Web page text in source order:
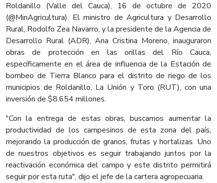
Roldanillo (Valle del Cauca), 16 de octubre de 2020
(@MinAgricultura). El ministro de Agricultura y Desarrollo
Rural, Rodolfo Zea Navarro, y la presidente de la Agencia de
Desarrollo Rural (ADR), Ana Cristina Moreno, inauguraron
obras de protección en las orillas del Río Cauca,
específicamente en el área de influencia de la Estación de
bombeo de Tierra Blanco para el distrito de riego de los
municipios de Roldanillo, La Unión y Toro (RUT), con una
inversión de $8.654 millones.
"Con la entrega de estas obras, buscamos aumentar la
productividad de los campesinos de esta zona del país,
mejorando la producción de granos, frutas y hortalizas. Uno
de nuestros objetivos es seguir trabajando juntos por la
reactivación económica del campo y este distrito permitirá
seguir por esta ruta", dijo el jefe de la cartera agropecuaria.